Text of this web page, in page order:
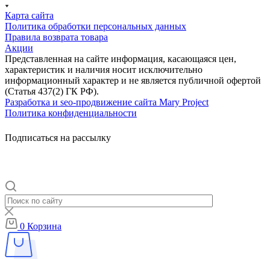
Карта сайта
Политика обработки персональных данных
Правила возврата товара
Акции
Представленная на сайте информация, касающаяся цен,
характеристик и наличия носит исключительно
информационный характер и не является публичной офертой
(Статья 437(2) ГК РФ).
Разработка и seo-продвижение сайта Mary Project
Политика конфиденциальности
Подписаться на рассылку
0 Корзина